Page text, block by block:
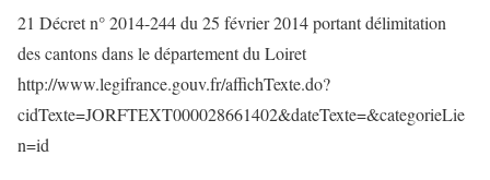
21 Décret n° 2014-244 du 25 février 2014 portant délimitation
des cantons dans le département du Loiret
http://www.legifrance.gouv.fr/affichTexte.do?
cidTexte=JORFTEXT000028661402&dateTexte=&categorieLie
n=id